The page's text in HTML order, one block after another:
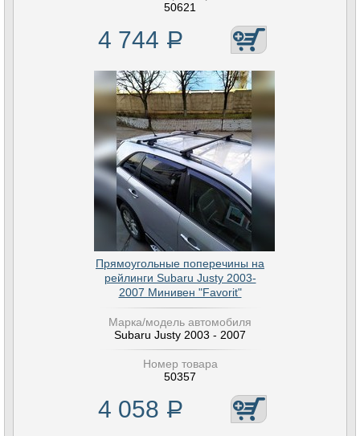
50621
4 744 Р
Прямоугольные поперечины на
рейлинги Subaru Justy 2003-
2007 Минивен "Favorit"
Марка/модель автомобиля
Subaru Justy 2003 - 2007
Номер товара
50357
4 058 Р